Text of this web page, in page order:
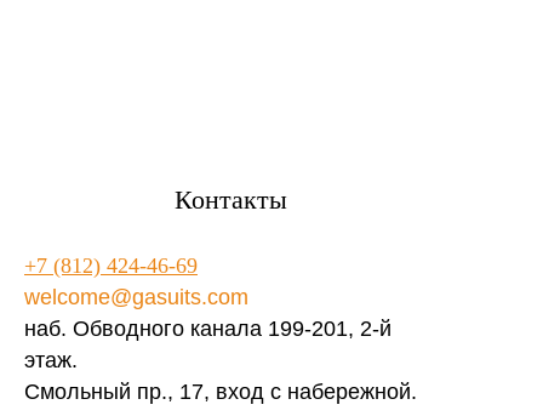
Контакты
+7 (812) 424-46-69
welcome@gasuits.com
наб. Обводного канала 199-201, 2-й
этаж.
Смольный пр., 17, вход с набережной.